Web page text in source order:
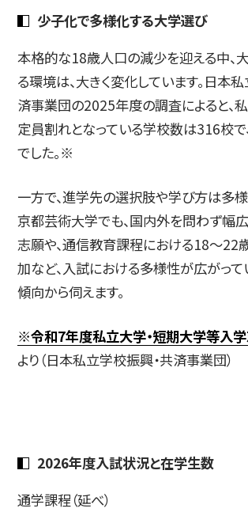
少子化で多様化する大学選び
本格的な18歳人口の減少を迎える中、
る環境は、大きく変化しています。日本
済事業団の2025年度の調査によると、
定員割れとなっている学校数は316校
でした。※
一方で、進学先の選択肢や学び方は多様
京都芸術大学でも、国内外を問わず幅
志願や、通信教育課程における18〜22
加など、入試における多様性が広がっ
傾向から伺えます。
※令和7年度私立大学・短期大学等入
より（日本私立学校振興・共済事業団）
2026年度入試状況と在学生数
通学課程（延べ）